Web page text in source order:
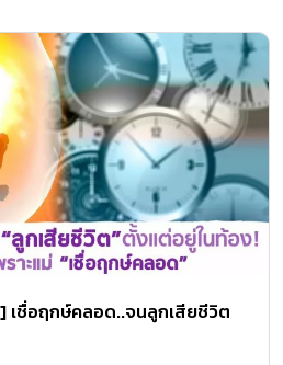
เชื่อฤกษ์คลอด..จนลูกเสียชีวิต